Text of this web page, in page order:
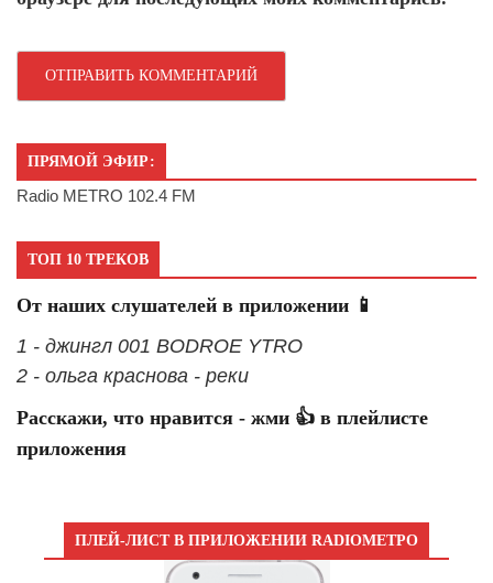
ПРЯМОЙ ЭФИР:
Radio METRO 102.4 FM
ТОП 10 ТРЕКОВ
От наших слушателей в приложении 📱
1 - джингл 001 BODROE YTRO
2 - ольга краснова - реки
Расскажи, что нравится - жми 👍 в плейлисте
приложения
ПЛЕЙ-ЛИСТ В ПРИЛОЖЕНИИ RADIOМЕТРО